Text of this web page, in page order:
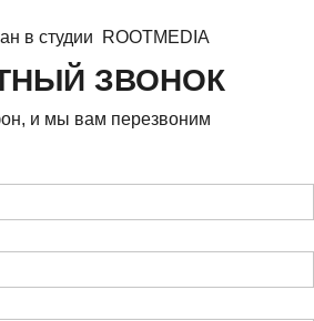
в студии ROOTMEDIA
ЗВОНОК
и мы вам перезвоним